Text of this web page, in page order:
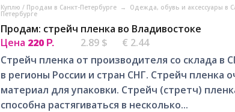
Куплю / Продам в Санкт-Петербурге → Одежда, обувь и аксессуары в
Петербурге
Продам: стрейч пленка во Владивостоке
Цена 220 Р. 2.89 $
€ 2.44
Стрейч пленка от производителя со склада в
в регионы России и стран СНГ. Стрейч пленка
материал для упаковки. Стрейч (стретч)
способна растягиваться в несколько...